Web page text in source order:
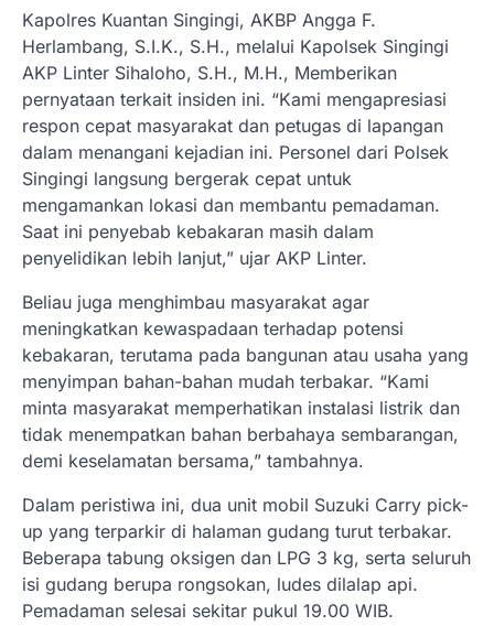
Kapolres Kuantan Singingi, AKBP Angga F.
Herlambang, S.I.K., S.H., melalui Kapolsek Singingi
AKP Linter Sihaloho, S.H., M.H., Memberikan
pernyataan terkait insiden ini. “Kami mengapresiasi
respon cepat masyarakat dan petugas di lapangan
dalam menangani kejadian ini. Personel dari Polsek
Singingi langsung bergerak cepat untuk
mengamankan lokasi dan membantu pemadaman.
Saat ini penyebab kebakaran masih dalam
penyelidikan lebih lanjut,” ujar AKP Linter.
Beliau juga menghimbau masyarakat agar
meningkatkan kewaspadaan terhadap potensi
kebakaran, terutama pada bangunan atau usaha yang
menyimpan bahan-bahan mudah terbakar. “Kami
minta masyarakat memperhatikan instalasi listrik dan
tidak menempatkan bahan berbahaya sembarangan,
demi keselamatan bersama,” tambahnya.
Dalam peristiwa ini, dua unit mobil Suzuki Carry pick-
up yang terparkir di halaman gudang turut terbakar.
Beberapa tabung oksigen dan LPG 3 kg, serta seluruh
isi gudang berupa rongsokan, ludes dilalap api.
Pemadaman selesai sekitar pukul 19.00 WIB.